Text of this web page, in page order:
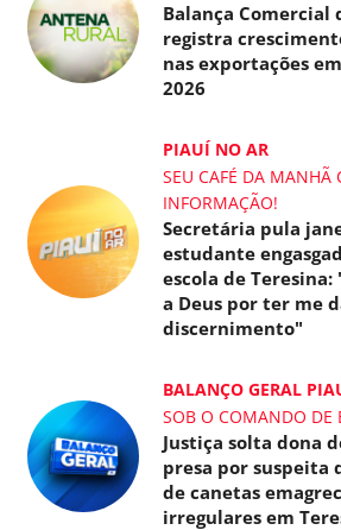
Balança Comercial
registra
nas exportações
2026
PIAUÍ NO AR
SEU CAFÉ DA MANHÃ
INFORMAÇÃO!
Secretária pula
estudante
escola de
a Deus por ter me
discernimento"
BALANÇO GERAL
SOB O COMANDO DE
Justiça solta dona
presa por suspeita
de canetas
irregulares em